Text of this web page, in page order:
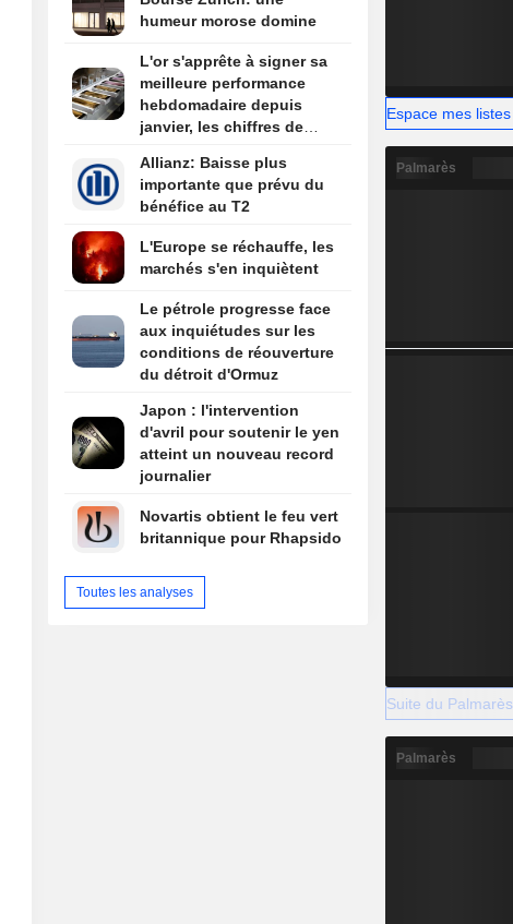
humeur morose domine
L'or s'apprête à signer sa
meilleure performance
hebdomadaire depuis
janvier, les chiffres de
de mire
Allianz: Baisse plus
importante que prévu du
bénéfice au T2
L'Europe se réchauffe, les
marchés s'en inquiètent
Le pétrole progresse face
aux inquiétudes sur les
conditions de réouverture
du détroit d'Ormuz
Japon : l'intervention
d'avril pour soutenir le yen
atteint un nouveau record
journalier
Novartis obtient le feu vert
britannique pour Rhapsido
Toutes les analyses
Espace mes listes
Palmarès
Suite du Palmarès
Palmarès